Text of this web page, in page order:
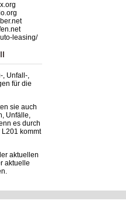
leasing/
, Unfall-,
für die
sie auch
Unfälle,
es durch
kommt
aktuellen
aktuelle